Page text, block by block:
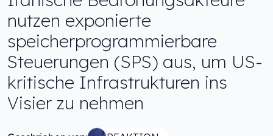
nutzen exponierte
speicherprogrammierbare
Steuerungen (SPS) aus, um US-
kritische Infrastrukturen ins
Visier zu nehmen